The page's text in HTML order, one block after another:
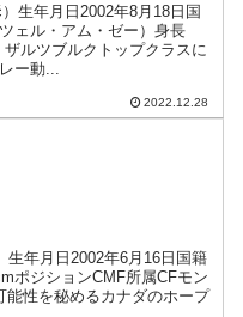
生年月日2002年8月18日国
ェル・アム・ゼー）身長
ルツブルクトップクラスに
ー動...
2022.12.28
年月日2002年6月16日国籍
ポジションCMF所属CFモン
能性を秘めるカナダのホープ